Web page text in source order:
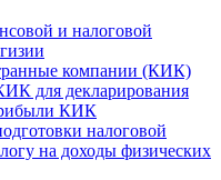
и налоговой
компании (КИК)
для декларирования
КИК
налоговой
на доходы физических